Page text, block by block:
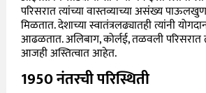
परिसरात त्यांच्या वास्तव्याच्या असंख्य
मिळतात. देशाच्या स्वातंत्रलढ्यातही त्यांनी
आढळतात. अलिबाग, कोर्लई, तळवली परिसरात
आजही अस्तित्वात आहेत.
1950 नंतरची परिस्थिती